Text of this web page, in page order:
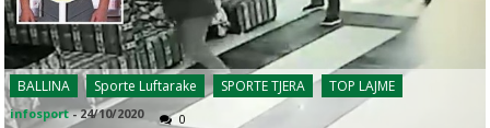
BALLINA Sporte Luftarake SPORTE TJERA TOP LAJME
infosport -24/10/2020 0